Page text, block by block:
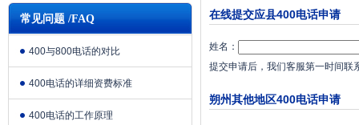
常见问题 /FAQ
400与800电话的对比
400电话的详细资费标准
400电话的工作原理
在线提交应县400电话申请
姓名：
提交申请后，我们客服第一时间联
朔州其他地区400电话申请